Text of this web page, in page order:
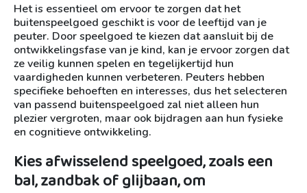
Het is essentieel om ervoor te zorgen dat het
buitenspeelgoed geschikt is voor de leeftijd van je
peuter. Door speelgoed te kiezen dat aansluit bij de
ontwikkelingsfase van je kind, kan je ervoor zorgen dat
ze veilig kunnen spelen en tegelijkertijd hun
vaardigheden kunnen verbeteren. Peuters hebben
specifieke behoeften en interesses, dus het selecteren
van passend buitenspeelgoed zal niet alleen hun
plezier vergroten, maar ook bijdragen aan hun fysieke
en cognitieve ontwikkeling.
Kies afwisselend speelgoed, zoals een
bal, zandbak of glijbaan, om